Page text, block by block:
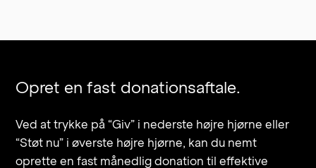
Opret en fast donationsaftale.
Ved at trykke på “Giv” i nederste højre hjørne eller
“Støt nu” i øverste højre hjørne, kan du nemt
oprette en fast månedlig donation til effektive